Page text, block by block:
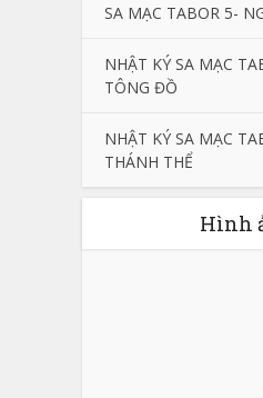
SA MẠC TABOR 5-
NHẬT KÝ SA MẠC
TÔNG ĐỒ
NHẬT KÝ SA MẠC
THÁNH THỂ
Hình